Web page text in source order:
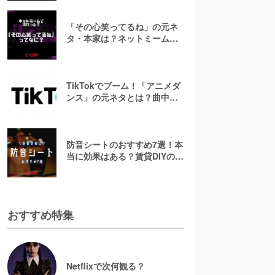
「その心笑ってるね」の元ネ
タ・本家は？ネットミームが
TikTokでブーム！「アニメダ
ンス」の元ネタとは？曲中の
防音シートのおすすめ7選！本
当に効果はある？賃貸DIYの遮
おすすめ特集
Netflixで次何観る？